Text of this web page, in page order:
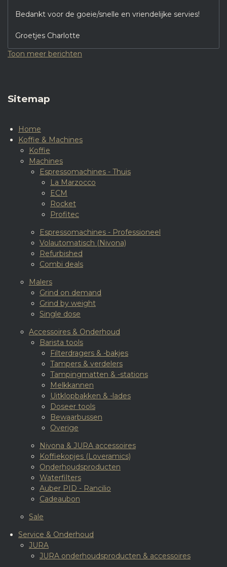
Bedankt voor de goeie/snelle en vriendelijke servies!
Groetjes Charlotte
Toon meer berichten
Sitemap
Home
Koffie & Machines
Koffie
Machines
Espressomachines - Thuis
La Marzocco
ECM
Rocket
Profitec
Espressomachines - Professioneel
Volautomatisch (Nivona)
Refurbished
Combi deals
Malers
Grind on demand
Grind by weight
Single dose
Accessoires & Onderhoud
Barista tools
Filterdragers & -bakjes
Tampers & verdelers
Tampingmatten & -stations
Melkkannen
Uitklopbakken & -lades
Doseer tools
Bewaarbussen
Overige
Nivona & JURA accessoires
Koffiekopjes (Loveramics)
Onderhoudsproducten
Waterfilters
Auber PID - Rancilio
Cadeaubon
Sale
Service & Onderhoud
JURA
JURA onderhoudsproducten & accessoires